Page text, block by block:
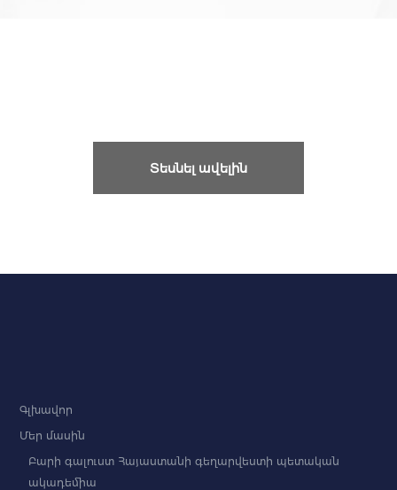
Տեսնել ավելին
Գլխավոր
Մեր մասին
Բարի գալուստ Հայաստանի գեղարվեստի պետական
ակադեմիա